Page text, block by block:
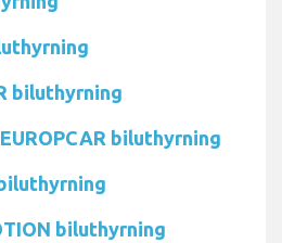
biluthyrning
biluthyrning
biluthyrning